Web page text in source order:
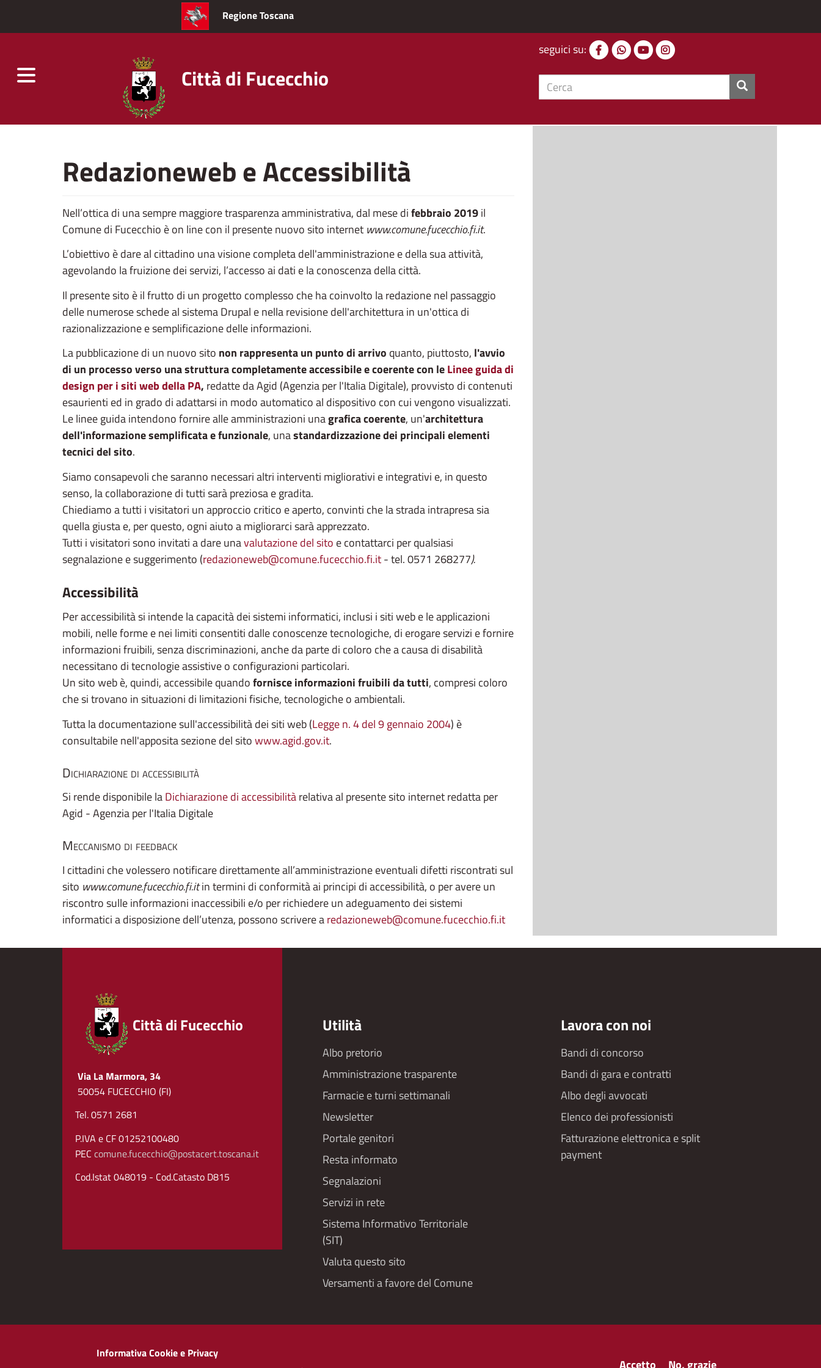
Regione Toscana
Toggle
Città di Fucecchio
seguici su:
cerca
Redazioneweb e Accessibilità
Nell’ottica di una sempre maggiore trasparenza amministrativa, dal mese difebbraio 2019il
Comune di Fucecchio è on line con il presente nuovo sito internet www.comune.fucecchio.fi.it.
L’obiettivo è dare al cittadino una visione completa dell'amministrazione e della sua attività,
agevolando la fruizione dei servizi, l’accesso ai dati e la conoscenza della città.
Il presente sito è il frutto di un progetto complesso che ha coinvolto la redazione nel passaggio
delle numerose schede al sistema Drupal e nella revisione dell'architettura in un'ottica di
razionalizzazione e semplificazione delle informazioni.
La pubblicazione di un nuovo sito non rappresenta un punto di arrivo quanto, piuttosto, l'avvio
di un processo verso una struttura completamente accessibile e coerente con leLinee guida di
design per i siti web della PA, redatte da Agid (Agenzia per l'Italia Digitale), provvisto di contenuti
esaurienti ed in grado di adattarsi in modo automatico al dispositivo con cui vengono visualizzati.
Le linee guida intendono fornire alle amministrazioni unagrafica coerente, un'architettura
dell'informazione semplificata e funzionale, unastandardizzazione dei principali elementi
tecnici del sito.
Siamo consapevoli che saranno necessari altri interventi migliorativi e integrativi e, in questo
senso, la collaborazione di tutti sarà preziosa e gradita.
Chiediamo a tutti i visitatori un approccio critico e aperto, convinti che la strada intrapresa sia
quella giusta e, per questo, ogni aiuto a migliorarci sarà apprezzato.
Tutti i visitatori sono invitati a dare unavalutazione del sito e contattarci per qualsiasi
segnalazione e suggerimento (redazioneweb@comune.fucecchio.fi.it- tel. 0571 268277).
Accessibilità
Per accessibilità si intende la capacità dei sistemi informatici, inclusi i siti web e le applicazioni
mobili, nelle forme e nei limiti consentiti dalle conoscenze tecnologiche, di erogare servizi e fornire
informazioni fruibili, senza discriminazioni, anche da parte di coloro che a causa di disabilità
necessitano di tecnologie assistive o configurazioni particolari.
Un sito web è, quindi, accessibile quandofornisce informazioni fruibili da tutti, compresi coloro
che si trovano in situazioni di limitazioni fisiche, tecnologiche o ambientali.
Tutta la documentazione sull'accessibilità dei siti web (Legge n. 4 del 9 gennaio 2004) è
consultabile nell'apposita sezione del sitowww.agid.gov.it.
Dichiarazione di accessibilità
Si rende disponibile laDichiarazione di accessibilitàrelativa al presente sito internet redatta per
Agid - Agenzia per l'Italia Digitale
Meccanismo di feedback
I cittadini che volessero notificare direttamente all’amministrazione eventuali difetti riscontrati sul
sito www.comune.fucecchio.fi.itin termini di conformità ai principi di accessibilità, o per avere un
riscontro sulle informazioni inaccessibili e/o per richiedere un adeguamento dei sistemi
informatici a disposizione dell’utenza, possono scrivere aredazioneweb@comune.fucecchio.fi.it
Città di Fucecchio
Via La Marmora, 34
50054 FUCECCHIO (FI)
Tel. 0571 2681
P.IVA e CF 01252100480
PEC comune.fucecchio@postacert.toscana.it
Cod.Istat 048019 - Cod.Catasto D815
Utilità
Footer
menu
Albo pretorio
Amministrazione trasparente
Farmacie e turni settimanali
Newsletter
Portale genitori
Resta informato
Segnalazioni
Servizi in rete
Sistema Informativo Territoriale
(SIT)
Valuta questo sito
Versamenti a favore del Comune
Lavora con noi
Bandi di concorso
Bandi di gara e contratti
Albo degli avvocati
Elenco dei professionisti
Fatturazione elettronica e split
payment
Informativa Cookie e Privacy
Accetto No, grazie